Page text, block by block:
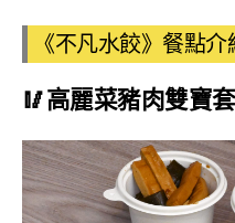
《不凡水餃》餐點介
🥢高麗菜豬肉雙寶